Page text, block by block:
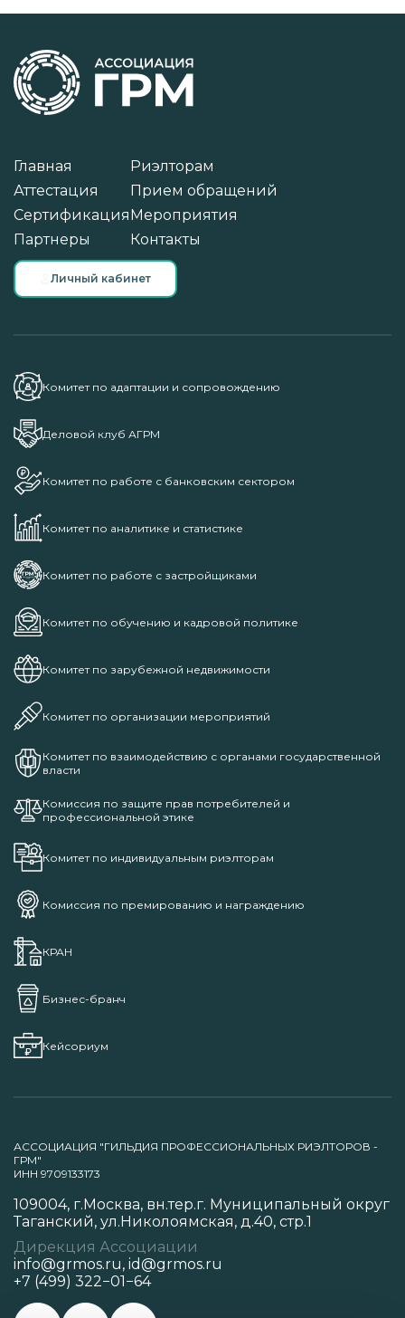
Главная
Аттестация
Сертификация
Партнеры
Риэлторам
Прием обращений
Мероприятия
Контакты
Личный кабинет
Комитет по адаптации и сопровождению
Деловой клуб АГРМ
Комитет по работе с банковским сектором
Комитет по аналитике и статистике
Комитет по работе с застройщиками
Комитет по обучению и кадровой политике
Комитет по зарубежной недвижимости
Комитет по организации мероприятий
Комитет по взаимодействию с органами государственной
власти
Комиссия по защите прав потребителей и
профессиональной этике
Комитет по индивидуальным риэлторам
Комиссия по премированию и награждению
КРАН
Бизнес-бранч
Кейсориум
АССОЦИАЦИЯ "ГИЛЬДИЯ ПРОФЕССИОНАЛЬНЫХ РИЭЛТОРОВ -
ГРМ"
ИНН 9709133173
109004, г.Москва, вн.тер.г. Муниципальный округ
Таганский, ул.Николоямская, д.40, стр.1
Дирекция Ассоциации
info@grmos.ru, id@grmos.ru
+7 (499) 322−01−64